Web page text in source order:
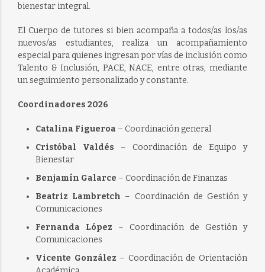
bienestar integral.
El Cuerpo de tutores si bien acompaña a todos/as los/as
nuevos/as estudiantes, realiza un acompañamiento
especial para quienes ingresan por vías de inclusión como
Talento & Inclusión, PACE, NACE, entre otras, mediante
un seguimiento personalizado y constante.
Coordinadores 2026
Catalina Figueroa – Coordinación general
Cristóbal Valdés – Coordinación de Equipo y
Bienestar
Benjamín Galarce – Coordinación de Finanzas
Beatriz Lambretch – Coordinación de Gestión y
Comunicaciones
Fernanda López – Coordinación de Gestión y
Comunicaciones
Vicente González – Coordinación de Orientación